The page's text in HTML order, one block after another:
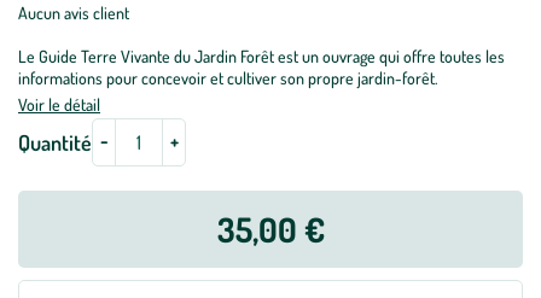
Aucun avis client
Le Guide Terre Vivante du Jardin Forêt est un ouvrage qui offre toutes les
informations pour concevoir et cultiver son propre jardin-forêt.
Voir le détail
Quantité - +
35,00 €